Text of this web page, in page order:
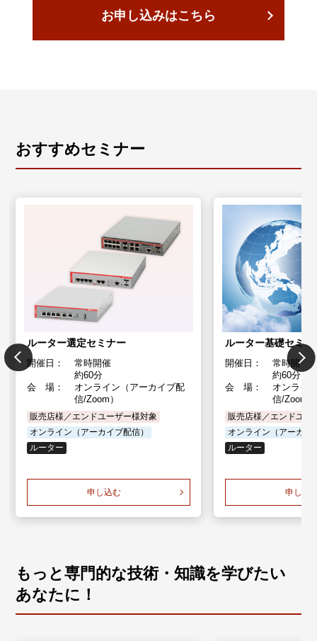
お申し込みはこちら
おすすめセミナー
ルーター選定セミナー
開催日：
常時開催
約60分
会 場：
オンライン（アーカイブ配
信/Zoom）
販売店様／エンドユーザー様対象
オンライン（アーカイブ配信）
ルーター
申し込む
ルーター基礎セミナ
開催日：
常時開催
約60分
会 場：
オンライ
信/Zoom）
販売店様／エンドユー
オンライン（アーカイ
ルーター
申し込
もっと専門的な技術・知識を学びたい
あなたに！